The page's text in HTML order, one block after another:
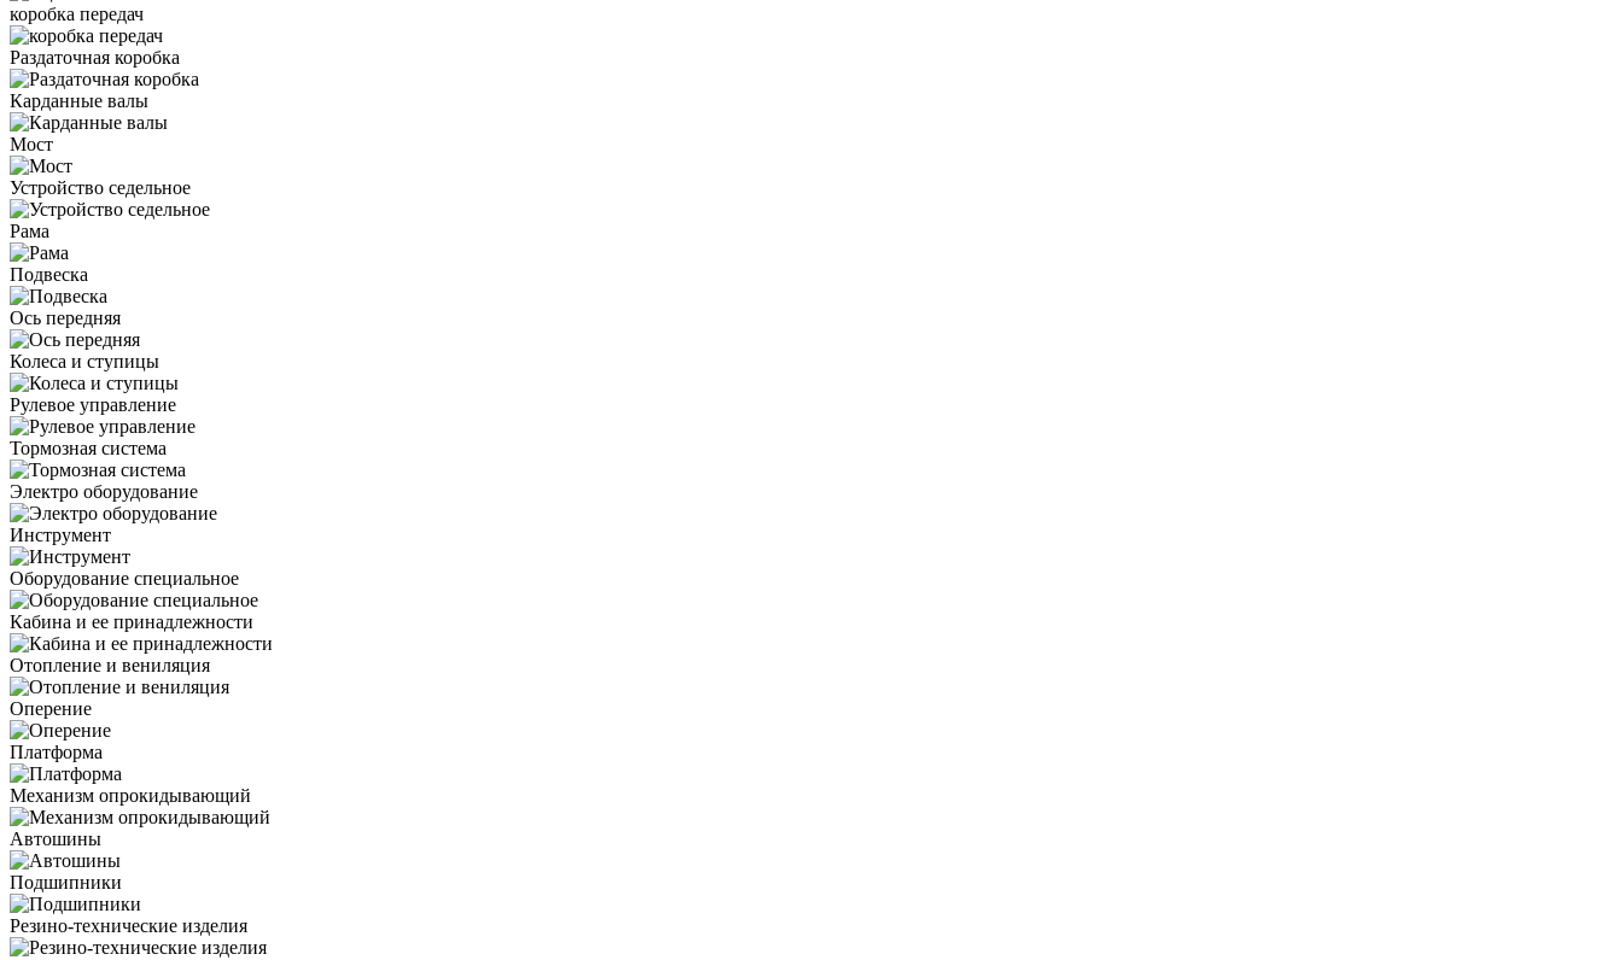
коробка передач
Раздаточная коробка
Карданные валы
Мост
Устройство седельное
Рама
Подвеска
Ось передняя
Колеса и ступицы
Рулевое управление
Тормозная система
Электро оборудование
Инструмент
Оборудование специальное
Кабина и ее принадлежности
Отопление и вениляция
Оперение
Платформа
Механизм опрокидывающий
Автошины
Подшипники
Резино-технические изделия